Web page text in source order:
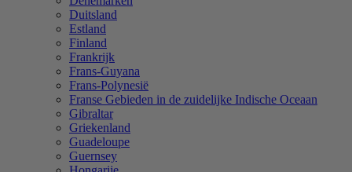
Duitsland
Estland
Finland
Frankrijk
Frans-Guyana
Frans-Polynesië
Franse Gebieden in de zuidelijke Indische Oceaan
Gibraltar
Griekenland
Guadeloupe
Guernsey